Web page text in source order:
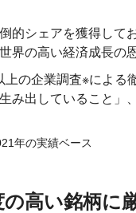
的シェアを獲得して
界の高い経済成長の
上の企業調査※による
み出していること」
年の実績ベース
高い銘柄に